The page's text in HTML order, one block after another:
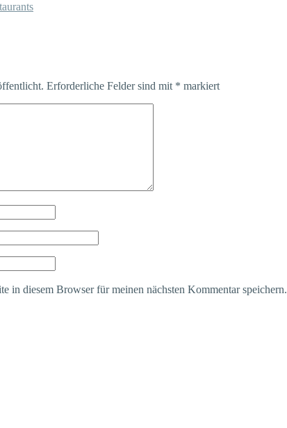
Erforderliche Felder sind mit * markiert
in diesem Browser für meinen nächsten Kommentar speichern.